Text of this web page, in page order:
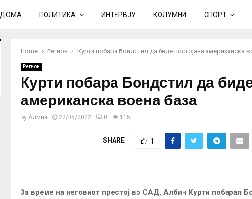
ДОМА ПОЛИТИКА ИНТЕРВЈУ КОЛУМНИ СПОРТ
Home Регион Курти побара Бондстил да биде постојана американска
Регион
Курти побара Бондстил да
американска воена база
by Админ 22/05/2022 0 115
SHARE 1
За време на неговиот престој во САД, Албин Курти побарал